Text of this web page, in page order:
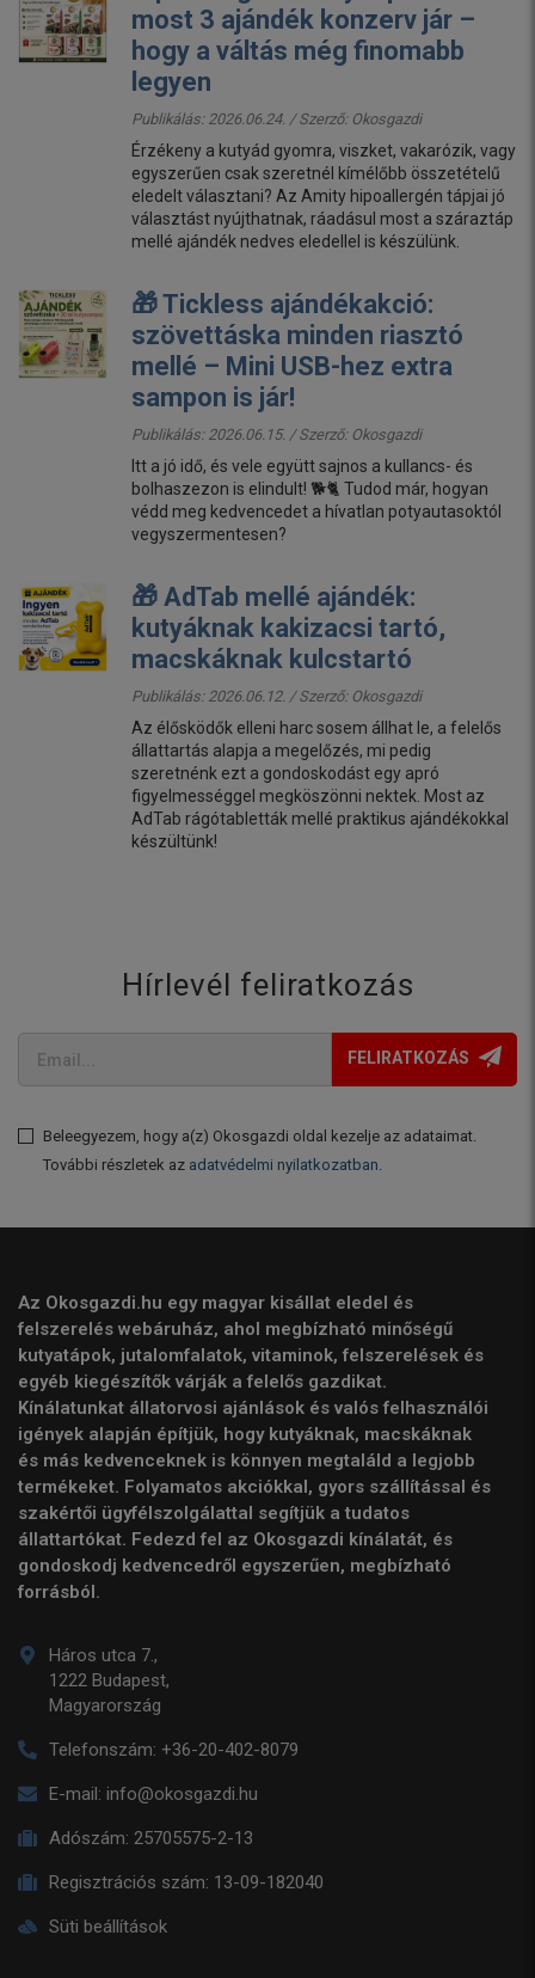
most 3 ajándék konzerv jár –
hogy a váltás még finomabb
legyen
Publikálás: 2026.06.24. / Szerző: Okosgazdi
Érzékeny a kutyád gyomra, viszket, vakarózik, vagy
egyszerűen csak szeretnél kímélőbb összetételű
eledelt választani? Az Amity hipoallergén tápjai jó
választást nyújthatnak, ráadásul most a száraztáp
mellé ajándék nedves eledellel is készülünk.
🎁 Tickless ajándékakció:
szövettáska minden riasztó
mellé – Mini USB-hez extra
sampon is jár!
Publikálás: 2026.06.15. / Szerző: Okosgazdi
Itt a jó idő, és vele együtt sajnos a kullancs- és
bolhaszezon is elindult! 🐕🐈 Tudod már, hogyan
védd meg kedvencedet a hívatlan potyautasoktól
vegyszermentesen?
🎁 AdTab mellé ajándék:
kutyáknak kakizacsi tartó,
macskáknak kulcstartó
Publikálás: 2026.06.12. / Szerző: Okosgazdi
Az élősködők elleni harc sosem állhat le, a felelős
állattartás alapja a megelőzés, mi pedig
szeretnénk ezt a gondoskodást egy apró
figyelmességgel megköszönni nektek. Most az
AdTab rágótabletták mellé praktikus ajándékokkal
készültünk!
Hírlevél feliratkozás
FELIRATKOZÁS
Beleegyezem, hogy a(z) Okosgazdi oldal kezelje az adataimat.
További részletek az adatvédelmi nyilatkozatban.
Az Okosgazdi.hu egy magyar kisállat eledel és
felszerelés webáruház, ahol megbízható minőségű
kutyatápok, jutalomfalatok, vitaminok, felszerelések és
egyéb kiegészítők várják a felelős gazdikat.
Kínálatunkat állatorvosi ajánlások és valós felhasználói
igények alapján építjük, hogy kutyáknak, macskáknak
és más kedvenceknek is könnyen megtaláld a legjobb
termékeket. Folyamatos akciókkal, gyors szállítással és
szakértői ügyfélszolgálattal segítjük a tudatos
állattartókat. Fedezd fel az Okosgazdi kínálatát, és
gondoskodj kedvencedről egyszerűen, megbízható
forrásból.
Háros utca 7.,
1222 Budapest,
Magyarország
Telefonszám: +36-20-402-8079
E-mail: info@okosgazdi.hu
Adószám: 25705575-2-13
Regisztrációs szám: 13-09-182040
Süti beállítások